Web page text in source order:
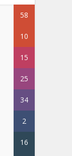
58
10
15
25
34
2
16